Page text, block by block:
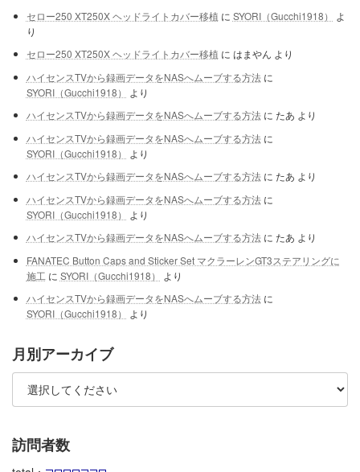
セロー250 XT250X ヘッドライトカバー移植 に SYORI（Gucchi1918）
よ
り
セロー250 XT250X ヘッドライトカバー移植 に はまやん より
ハイセンスTVから録画データをNASへムーブする方法に
SYORI（Gucchi1918）
より
ハイセンスTVから録画データをNASへムーブする方法に たあ より
ハイセンスTVから録画データをNASへムーブする方法に
SYORI（Gucchi1918）
より
ハイセンスTVから録画データをNASへムーブする方法に たあ より
ハイセンスTVから録画データをNASへムーブする方法に
SYORI（Gucchi1918）
より
ハイセンスTVから録画データをNASへムーブする方法に たあ より
FANATEC Button Caps and Sticker Set マクラーレンGT3ステアリングに
施工 に SYORI（Gucchi1918）
より
ハイセンスTVから録画データをNASへムーブする方法に
SYORI（Gucchi1918）
より
月別アーカイブ
訪問者数